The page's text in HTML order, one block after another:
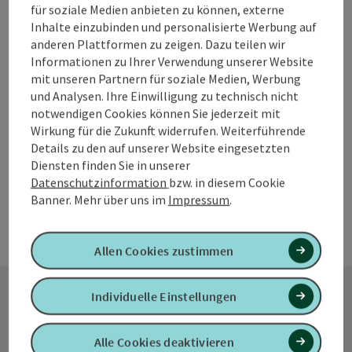
Panoramaaussichtsturm
NATUR ERLEBEN AM „WEG DER SINNE“
Haag am Hausruck
Öffnungszeiten
MOMontag geöffnet
DIDienstag geöffnet
MI Mittwoch geöffnet
DODonnerstag geöffnet
FRFreitag geöffnet
SASamstag geöffnet
SOSonntag geöffnet
FEFeiertag geöffnet
Kontakt
für soziale Medien anbieten zu können, externe
Inhalte einzubinden und personalisierte Werbung auf
anderen Plattformen zu zeigen. Dazu teilen wir
Informationen zu Ihrer Verwendung unserer Website
mit unseren Partnern für soziale Medien, Werbung
und Analysen. Ihre Einwilligung zu technisch nicht
notwendigen Cookies können Sie jederzeit mit
Wirkung für die Zukunft widerrufen. Weiterführende
Details zu den auf unserer Website eingesetzten
Diensten finden Sie in unserer
Datenschutzinformation bzw. in diesem Cookie
Banner. Mehr über uns im Impressum.
Alle Cookies deaktivieren
Individuelle Einstellungen
Allen Cookies zustimmen